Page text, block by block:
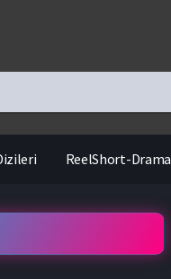
ReelShort-Drama